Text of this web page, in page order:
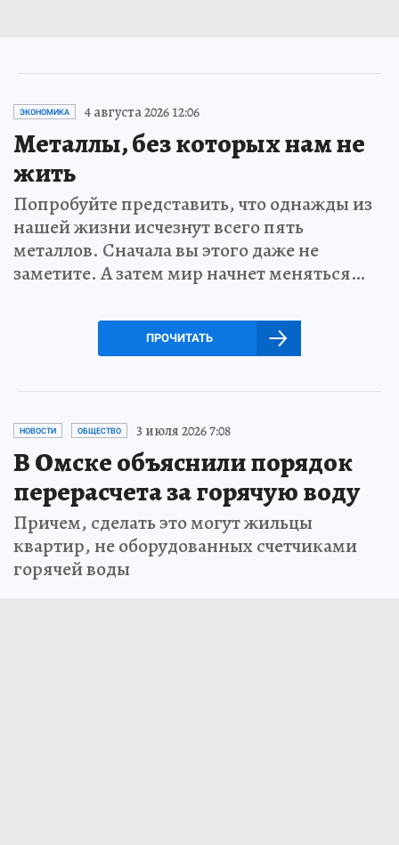
ЭКОНОМИКА 4 августа 2026 12:06
Металлы, без которых нам не
жить
Попробуйте представить, что однажды из
нашей жизни исчезнут всего пять
металлов. Сначала вы этого даже не
заметите. А затем мир начнет меняться…
ПРОЧИТАТЬ
НОВОСТИ ОБЩЕСТВО 3 июля 2026 7:08
В Омске объяснили порядок
перерасчета за горячую воду
Причем, сделать это могут жильцы
квартир, не оборудованных счетчиками
горячей воды